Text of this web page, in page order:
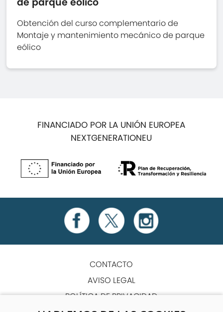
Obtención del curso complementario de
Montaje y mantenimiento mecánico de parque
eólico
FINANCIADO POR LA UNIÓN EUROPEA
NEXTGENERATIONEU
CONTACTO
AVISO LEGAL
POLÍTICA DE PRIVACIDAD